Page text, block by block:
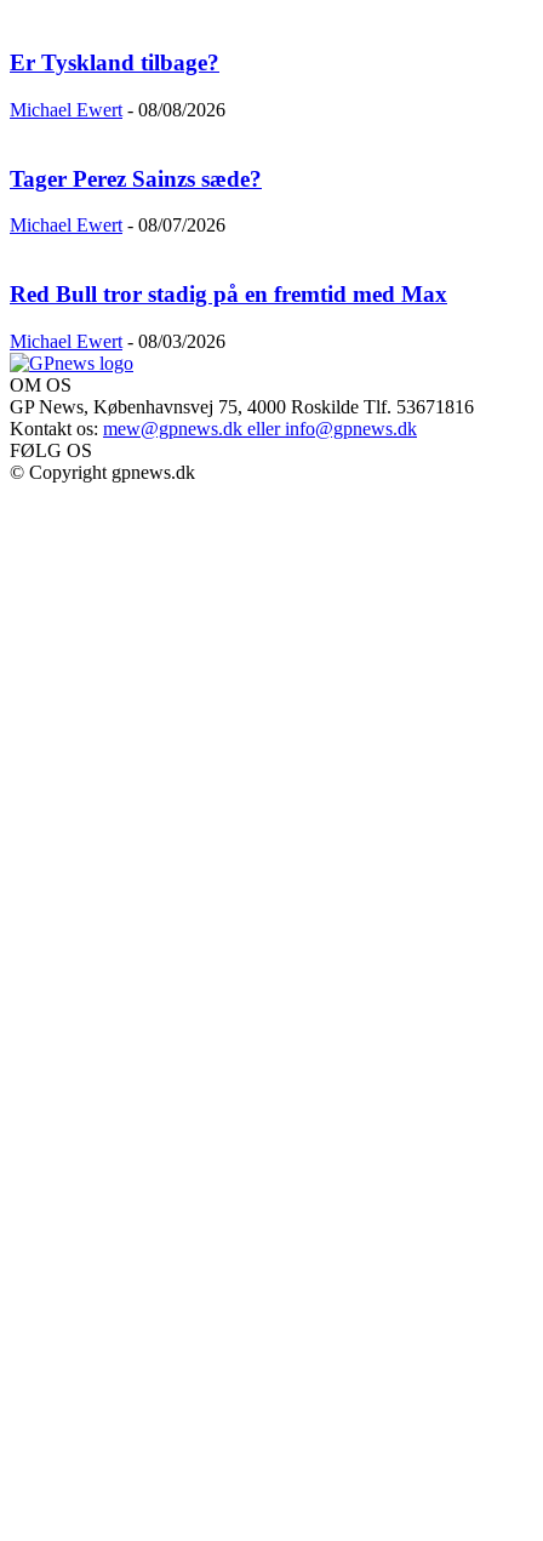
Er Tyskland tilbage?
Michael Ewert - 08/08/2026
Tager Perez Sainzs sæde?
Michael Ewert - 08/07/2026
Red Bull tror stadig på en fremtid med Max
Michael Ewert - 08/03/2026
OM OS
GP News, Københavnsvej 75, 4000 Roskilde Tlf. 53671816
Kontakt os: mew@gpnews.dk eller info@gpnews.dk
FØLG OS
© Copyright gpnews.dk